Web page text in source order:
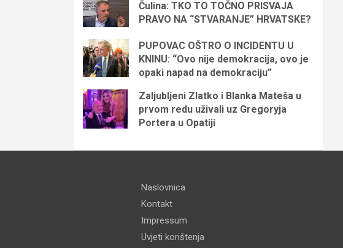
Čulina: TKO TO TOČNO PRISVAJA
PRAVO NA “STVARANJE” HRVATSKE?
PUPOVAC OŠTRO O INCIDENTU U
KNINU: “Ovo nije demokracija, ovo je
opaki napad na demokraciju”
Zaljubljeni Zlatko i Blanka Mateša u
prvom redu uživali uz Gregoryja
Portera u Opatiji
Naslovnica
Kontakt
Impressum
Uvjeti korištenja